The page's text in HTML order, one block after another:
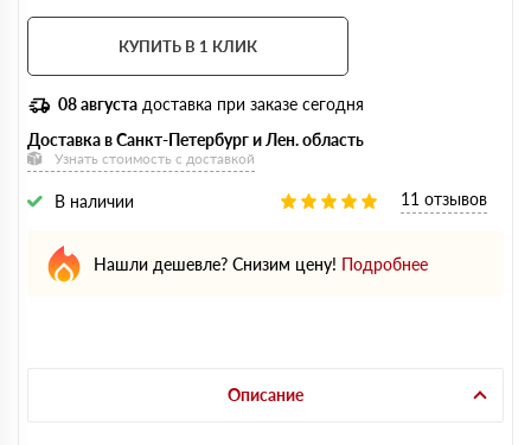
КУПИТЬ В 1 КЛИК
08 августа доставка при заказе сегодня
Доставка в Санкт-Петербург и Лен. область
Узнать стоимость с доставкой
В наличии 11 отзывов
Нашли дешевле? Снизим цену! Подробнее
Описание